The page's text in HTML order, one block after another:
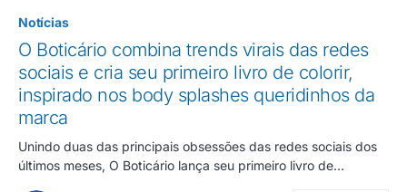
Notícias
O Boticário combina trends virais das redes
sociais e cria seu primeiro livro de colorir,
inspirado nos body splashes queridinhos da
marca
Unindo duas das principais obsessões das redes sociais dos
últimos meses, O Boticário lança seu primeiro livro de…